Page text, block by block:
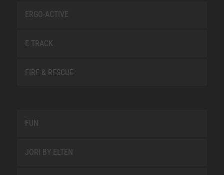
ERGO-ACTIVE
E-TRACK
FIRE & RESCUE
FUN
JORI BY ELTEN